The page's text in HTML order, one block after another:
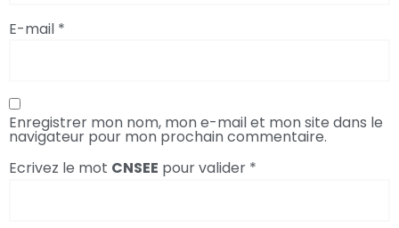
E-mail *
Enregistrer mon nom, mon e-mail et mon site dans le
navigateur pour mon prochain commentaire.
Ecrivez le mot CNSEE pour valider *